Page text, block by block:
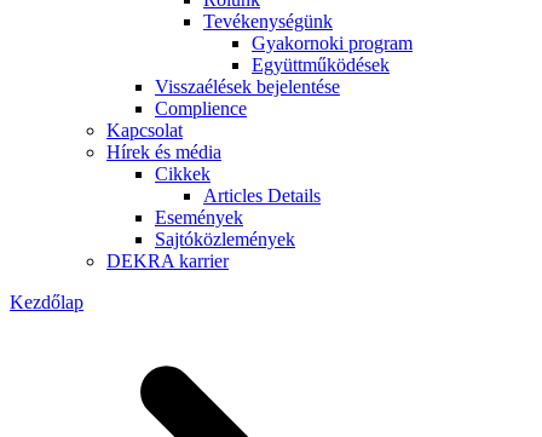
Tevékenységünk
Gyakornoki program
Együttműködések
Visszaélések bejelentése
Complience
Kapcsolat
Hírek és média
Cikkek
Articles Details
Események
Sajtóközlemények
DEKRA karrier
Kezdőlap